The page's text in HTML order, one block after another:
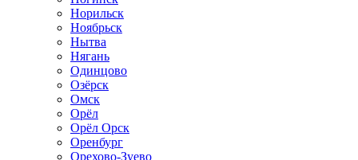
Норильск
Ноябрьск
Нытва
Нягань
Одинцово
Озёрск
Омск
Орёл
Орёл Орск
Оренбург
Орехово-Зуево